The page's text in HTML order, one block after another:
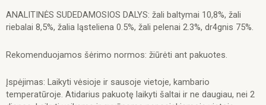
ANALITINĖS SUDEDAMOSIOS DALYS: žali baltymai 10,8%, žali
riebalai 8,5%, žalia ląsteliena 0.5%, žali pelenai 2.3%, dr4gnis 75%.
Rekomenduojamos šėrimo normos: žiūrėti ant pakuotes.
Įspėjimas: Laikyti vėsioje ir sausoje vietoje, kambario
temperatūroje. Atidarius pakuotę laikyti šaltai ir ne daugiau, nei 2